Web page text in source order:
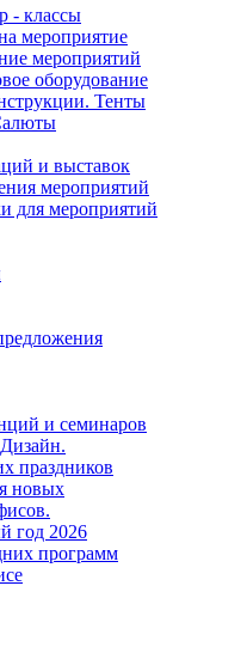
- классы
мероприятие
мероприятий
оборудование
Тенты
и выставок
мероприятий
для мероприятий
и семинаров
праздников
новых
год 2026
программ